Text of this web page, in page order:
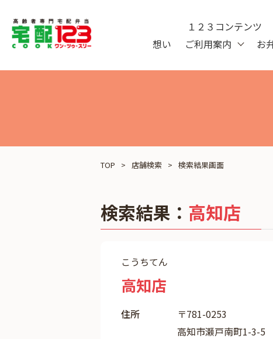
想い ご利用案内 お
１２３コンテンツ
TOP 店舗検索 検索結果画面
検索結果： 高知店
こうちてん
高知店
住所
〒781-0253
高知市瀬戸南町1-3-5